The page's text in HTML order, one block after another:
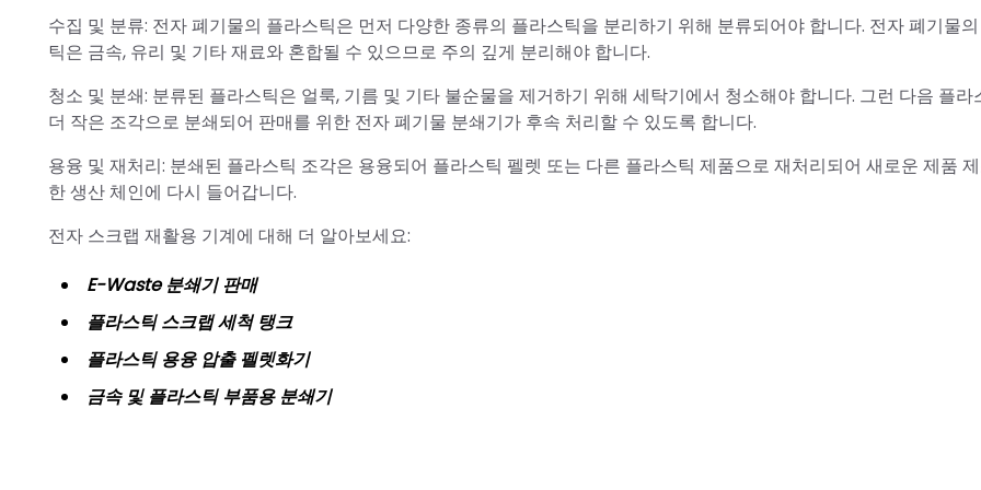
수집 및 분류: 전자 폐기물의 플라스틱은 먼저 다양한 종류의 플라스틱을 분리하기 위해 분류되어야 합니다. 전자 폐기물
틱은 금속, 유리 및 기타 재료와 혼합될 수 있으므로 주의 깊게 분리해야 합니다.
청소 및 분쇄: 분류된 플라스틱은 얼룩, 기름 및 기타 불순물을 제거하기 위해 세탁기에서 청소해야 합니다. 그런 다음 플라
더 작은 조각으로 분쇄되어 판매를 위한 전자 폐기물 분쇄기가 후속 처리할 수 있도록 합니다.
용융 및 재처리: 분쇄된 플라스틱 조각은 용융되어 플라스틱 펠렛 또는 다른 플라스틱 제품으로 재처리되어 새로운 제품
한 생산 체인에 다시 들어갑니다.
전자 스크랩 재활용 기계에 대해 더 알아보세요:
E-Waste 분쇄기 판매
플라스틱 스크랩 세척 탱크
플라스틱 용융 압출 펠렛화기
금속 및 플라스틱 부품용 분쇄기